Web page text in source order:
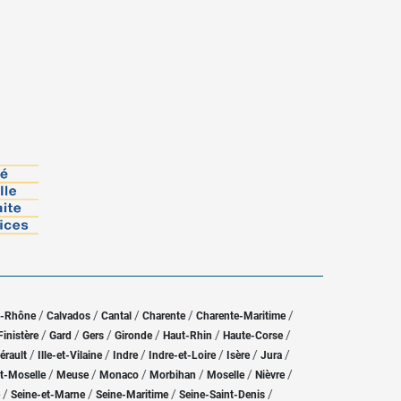
Rhône/ Calvados / Cantal / Charente / Charente-Maritime/
Finistère/ Gard / Gers / Gironde/ Haut-Rhin / Haute-Corse/
/ Ille-et-Vilaine/ Indre/ Indre-et-Loire/ Isère/ Jura /
Moselle/ Meuse/ Monaco / Morbihan / Moselle/ Nièvre /
/ Seine-et-Marne/ Seine-Maritime/ Seine-Saint-Denis /